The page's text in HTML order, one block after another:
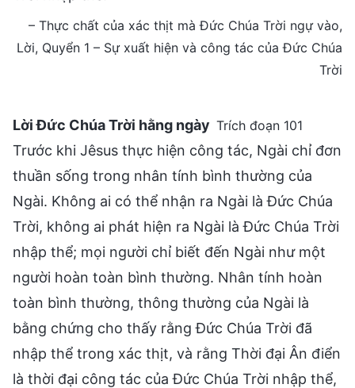
– Thực chất của xác thịt mà Đức Chúa Trời ngự vào,
Lời, Quyển 1 – Sự xuất hiện và công tác của Đức Chúa
Trời
Lời Đức Chúa Trời hằng ngày Trích đoạn 101
Trước khi Jêsus thực hiện công tác, Ngài chỉ đơn
thuần sống trong nhân tính bình thường của
Ngài. Không ai có thể nhận ra Ngài là Đức Chúa
Trời, không ai phát hiện ra Ngài là Đức Chúa Trời
nhập thể; mọi người chỉ biết đến Ngài như một
người hoàn toàn bình thường. Nhân tính hoàn
toàn bình thường, thông thường của Ngài là
bằng chứng cho thấy rằng Đức Chúa Trời đã
nhập thể trong xác thịt, và rằng Thời đại Ân điển
là thời đại công tác của Đức Chúa Trời nhập thể,